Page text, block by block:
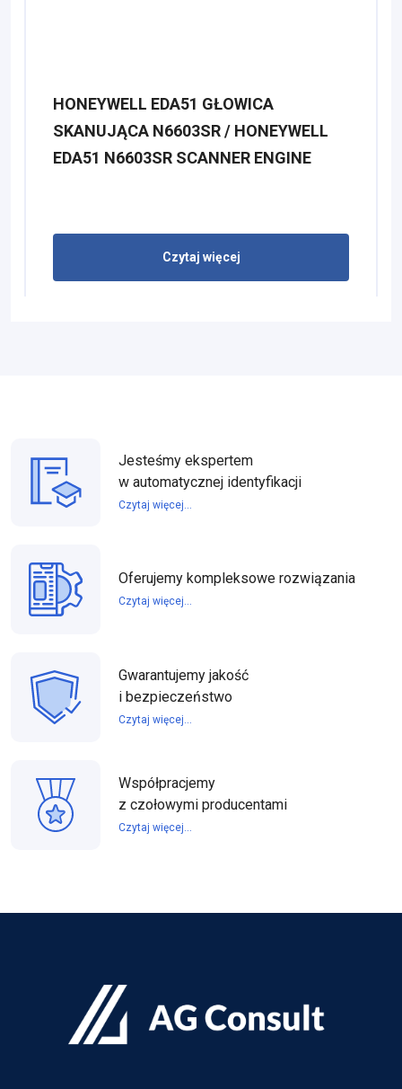
HONEYWELL EDA51 GŁOWICA
SKANUJĄCA N6603SR / HONEYWELL
EDA51 N6603SR SCANNER ENGINE
Czytaj więcej
Jesteśmy ekspertem
w automatycznej identyfikacji
Czytaj więcej...
Oferujemy kompleksowe rozwiązania
Czytaj więcej...
Gwarantujemy jakość
i bezpieczeństwo
Czytaj więcej...
Współpracjemy
z czołowymi producentami
Czytaj więcej...